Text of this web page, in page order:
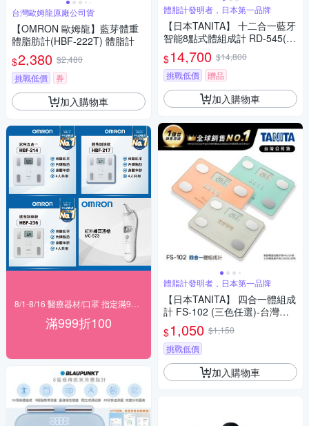
台灣歐姆龍原廠公司貨
【OMRON 歐姆龍】藍芽體重
體脂肪計(HBF-222T) 體脂計
$2,380 $2,480
挑戰低價
券
加入購物車
滿999折100
體脂計發明者，日本第一品牌
【日本TANITA】 十二合一藍牙
智能8點式體組成計 RD-545(日
本製)-台灣公司貨
$14,700 $14,800
挑戰低價
贈品
加入購物車
體脂計發明者，日本第一品牌
【日本TANITA】 四合一體組成
計 FS-102 (三色任選)-台灣公
司貨
$1,050 $1,150
挑戰低價
加入購物車